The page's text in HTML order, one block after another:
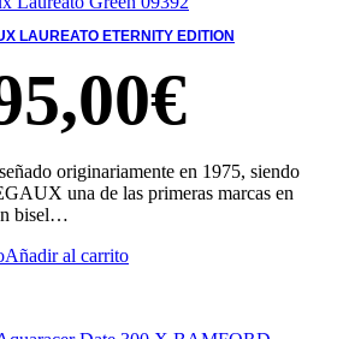
LAUREATO ETERNITY EDITION
€
originariamente en 1975, siendo
una de las primeras marcas en
bisel…
Añadir al carrito